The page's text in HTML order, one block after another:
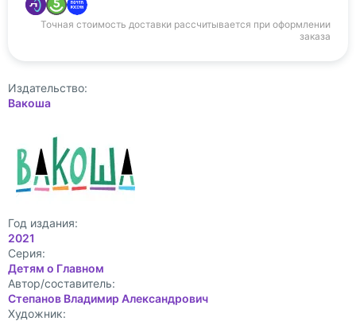
Точная стоимость доставки рассчитывается при оформлении
заказа
Издательство:
Вакоша
Год издания:
2021
Cерия:
Детям о Главном
Автор/составитель:
Степанов Владимир Александрович
Художник: